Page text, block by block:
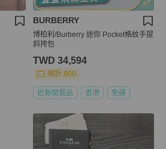
BURBERRY
博柏利/Burberry 迷你 Pocket格紋手提
斜挎包
TWD 34,594
現折 800
近新閒置品 香港 免運